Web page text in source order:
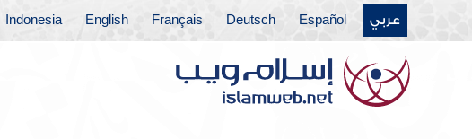
عربي Español
Deutsch
Français
English
Indonesia